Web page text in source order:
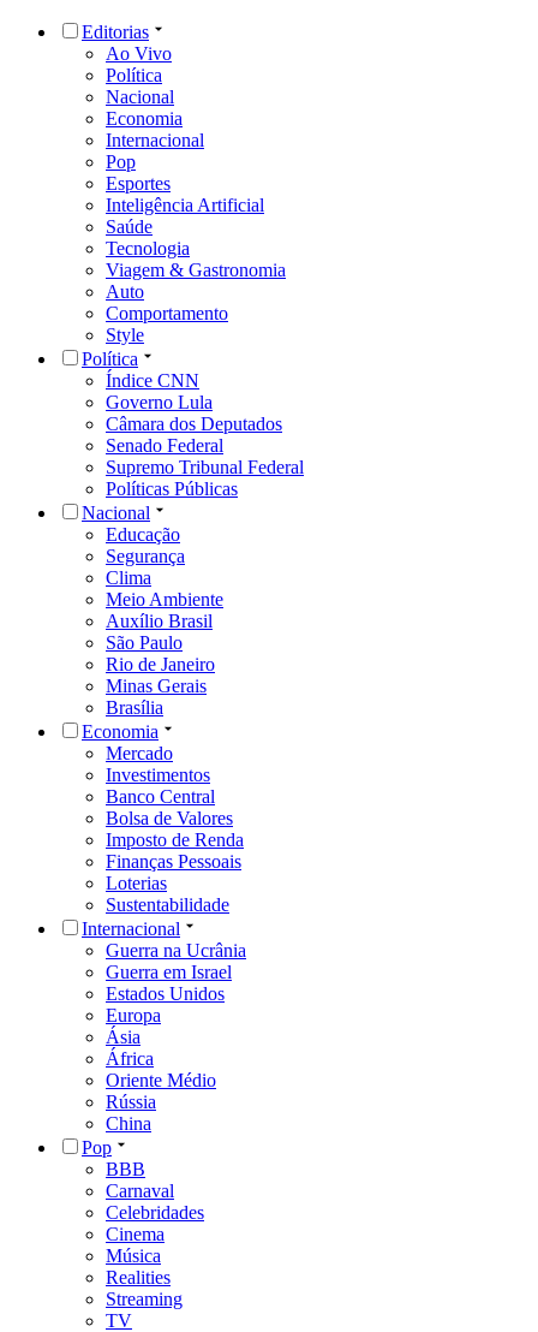
Editorias
Ao Vivo
Política
Nacional
Economia
Internacional
Pop
Esportes
Inteligência Artificial
Saúde
Tecnologia
Viagem & Gastronomia
Auto
Comportamento
Style
Política
Índice CNN
Governo Lula
Câmara dos Deputados
Senado Federal
Supremo Tribunal Federal
Políticas Públicas
Nacional
Educação
Segurança
Clima
Meio Ambiente
Auxílio Brasil
São Paulo
Rio de Janeiro
Minas Gerais
Brasília
Economia
Mercado
Investimentos
Banco Central
Bolsa de Valores
Imposto de Renda
Finanças Pessoais
Loterias
Sustentabilidade
Internacional
Guerra na Ucrânia
Guerra em Israel
Estados Unidos
Europa
Ásia
África
Oriente Médio
Rússia
China
Pop
BBB
Carnaval
Celebridades
Cinema
Música
Realities
Streaming
TV